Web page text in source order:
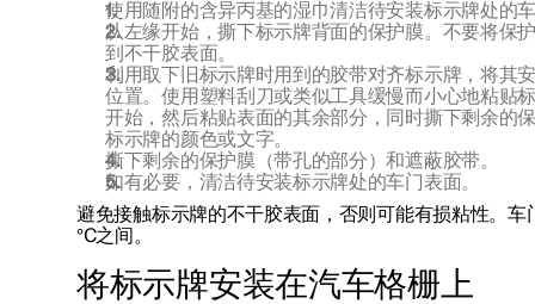
使用随附的含异丙基的湿巾清洁待安装标示牌处的
从左缘开始，撕下标示牌背面的保护膜。不要将保
到不干胶表面。
利用取下旧标示牌时用到的胶带对齐标示牌，将其
位置。使用塑料刮刀或类似工具缓慢而小心地粘贴
开始，然后粘贴表面的其余部分，同时撕下剩余的
标示牌的颜色或文字。
撕下剩余的保护膜（带孔的部分）和遮蔽胶带。
如有必要，清洁待安装标示牌处的车门表面。
避免接触标示牌的不干胶表面，否则可能有损粘性。车
°C之间。
将标示牌安装在汽车格栅上